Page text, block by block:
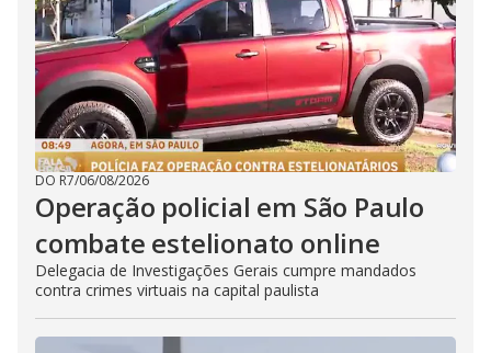
DO R7/06/08/2026
Operação policial em São Paulo
combate estelionato online
Delegacia de Investigações Gerais cumpre mandados
contra crimes virtuais na capital paulista